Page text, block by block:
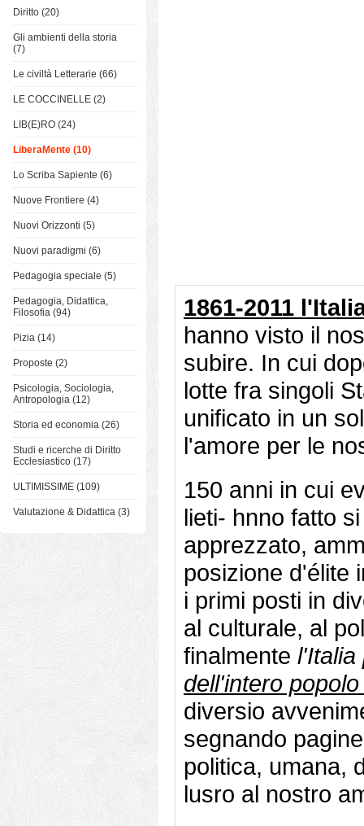
Diritto (20)
Gli ambienti della storia
(7)
Le civiltà Letterarie (66)
LE COCCINELLE (2)
LIB(E)RO (24)
LiberaMente (10)
Lo Scriba Sapiente (6)
Nuove Frontiere (4)
Nuovi Orizzonti (5)
Nuovi paradigmi (6)
Pedagogia speciale (5)
Pedagogia, Didattica,
Filosofia (94)
Pizia (14)
Proposte (2)
Psicologia, Sociologia,
Antropologia (12)
Storia ed economia (26)
Studi e ricerche di Diritto
Ecclesiastico (17)
ULTIMISSIME (109)
Valutazione & Didattica (3)
1861-2011
hanno visto il
subire. In cui
lotte fra singoli
unificato in un
l'amore per le
150 anni in cui
lieti- hnno fatto
apprezzato,
posizione d'élite
i primi posti in
al culturale, al
finalmente l'Italia
dell'intero
diversio
segnando
politica, umana,
lusro al nostro